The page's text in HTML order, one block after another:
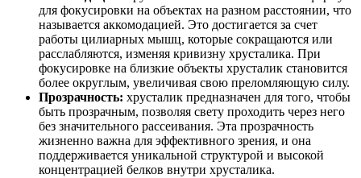
для фокусировки на объектах на разном расстоянии, что
называется аккомодацией. Это достигается за счет
работы цилиарных мышц, которые сокращаются или
расслабляются, изменяя кривизну хрусталика. При
фокусировке на близкие объекты хрусталик становится
более округлым, увеличивая свою преломляющую силу.
Прозрачность: хрусталик предназначен для того, чтобы
быть прозрачным, позволяя свету проходить через него
без значительного рассеивания. Эта прозрачность
жизненно важна для эффективного зрения, и она
поддерживается уникальной структурой и высокой
концентрацией белков внутри хрусталика.